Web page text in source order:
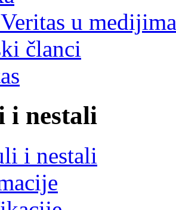
u medijima
članci
i nestali
i nestali